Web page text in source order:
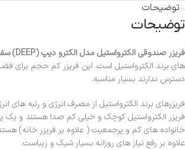
توضیحات
توضیحات
فریزر صندوقی الکترواستیل مدل الکترو دیپ (DEEP) سفید
های برند الکترواستیل است. این فریزر کم حجم برای
دسترس ندارند بسیار مناسبه.
فریزرهای برند الکترواستیل از مصرف انرژی و رتبه های
فریزر الکترواستیل کوچک و خیلی کم صدا هستند و یک
خانواده های کم و پرجمعیت ( علاوه بر فریزر خانه)
علاوه بر رفع نیاز های روزانه بسیار شیک و زیباست.